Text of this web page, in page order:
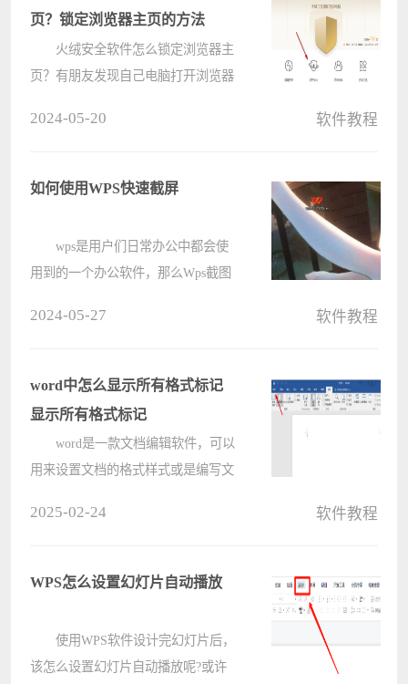
页？锁定浏览器主页的方法
火绒安全软件怎么锁定浏览器主
页？有朋友发现自己电脑打开浏览器
法，希望对大家有所帮助。 方法
2024-05-20 软件教程
如何使用WPS快速截屏
wps是用户们日常办公中都会使
用到的一个办公软件，那么Wps截图
们来仔细的介绍一下Wps截图快捷键
ctrl加????
2024-05-27 软件教程
word中怎么显示所有格式标记
显示所有格式标记
word是一款文档编辑软件，可以
用来设置文档的格式样式或是编写文
示选项卡，接着在右侧页面中勾选显
2025-02-24 软件教程
WPS怎么设置幻灯片自动播放
使用WPS软件设计完幻灯片后，
该怎么设置幻灯片自动播放呢?或许